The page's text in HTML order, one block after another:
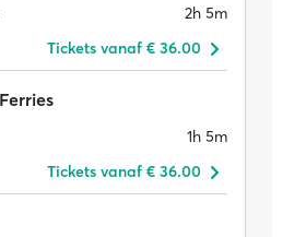
2h 5m
Tickets vanaf € 36.00
1h 5m
Tickets vanaf € 36.00